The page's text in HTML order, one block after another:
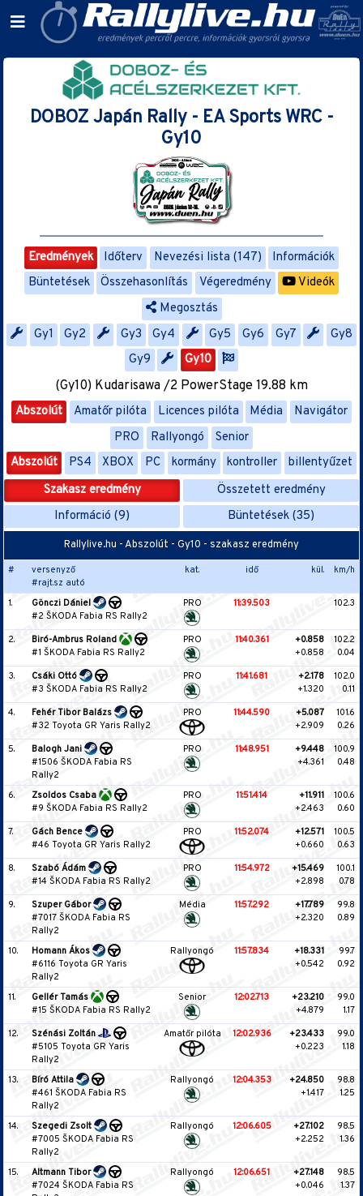
DOBOZ Japán Rally - EA Sports WRC -
Gy10
Eredmények Időterv Nevezési lista (147)
Információk
Büntetések
Összehasonlítás Végeredmény
Videók
Megosztás
Gy1
Gy2 Gy3 Gy4 Gy5 Gy6 Gy7
Gy8
Gy9
Gy10
(Gy10) Kudarisawa /2 PowerStage 19.88 km
Abszolút Amatőr pilóta Licences pilóta Média
Navigátor
PRO
Rallyongó
Senior
Abszolút
PS4 XBOX PC kormány kontroller
billentyűzet
Szakasz eredmény
Összetett eredmény
Információ (9)
Büntetések (35)
Rallylive.hu - Abszolút - Gy10 - szakasz eredmény
#
versenyző
#rajt.sz autó
kat. idő kül. km/h
1.
Gönczi Dániel
#2 ŠKODA Fabia RS Rally2
PRO 11:39.503 102.3
2.
Biró-Ambrus Roland
#1 ŠKODA Fabia RS Rally2
PRO 11:40.361
+0.858
+0.858
102.2
0.04
3.
Csáki Ottó
#3 ŠKODA Fabia RS Rally2
PRO 11:41.681
+2.178
+1.320
102.0
0.11
4.
Fehér Tibor Balázs
#32 Toyota GR Yaris Rally2
PRO 11:44.590
+5.087
+2.909
101.6
0.26
5.
Balogh Jani
#1506 ŠKODA Fabia RS
Rally2
PRO 11:48.951
+9.448
+4.361
100.9
0.48
6.
Zsoldos Csaba
#9 ŠKODA Fabia RS Rally2
PRO 11:51.414
+11.911
+2.463
100.6
0.60
7.
Gách Bence
#46 Toyota GR Yaris Rally2
PRO 11:52.074
+12.571
+0.660
100.5
0.63
8.
Szabó Ádám
#14 ŠKODA Fabia RS Rally2
PRO 11:54.972
+15.469
+2.898
100.1
0.78
9.
Szuper Gábor
#7017 ŠKODA Fabia RS
Rally2
Média 11:57.292
+17.789
+2.320
99.8
0.89
10.
Homann Ákos
#6116 Toyota GR Yaris
Rally2
Rallyongó 11:57.834
+18.331
+0.542
99.7
0.92
11.
Gellér Tamás
#15 ŠKODA Fabia RS Rally2
Senior 12:02.713
+23.210
+4.879
99.0
1.17
12.
Szénási Zoltán
#5105 Toyota GR Yaris
Rally2
Amatőr pilóta 12:02.936
+23.433
+0.223
99.0
1.18
13.
Bíró Attila
#461 ŠKODA Fabia RS
Rally2
Rallyongó 12:04.353
+24.850
+1.417
98.8
1.25
14.
Szegedi Zsolt
#7005 ŠKODA Fabia RS
Rally2
Rallyongó 12:06.605
+27.102
+2.252
98.5
1.36
15.
Altmann Tibor
#7024 ŠKODA Fabia RS
Rallyongó 12:06.651
+27.148
+0.046
98.5
1.37